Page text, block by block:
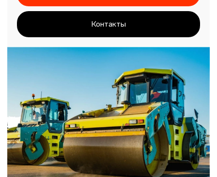
Контакты